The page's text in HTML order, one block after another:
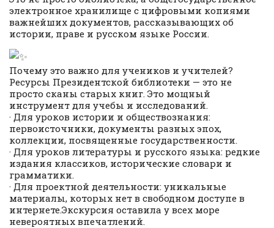
электронное хранилище с цифровыми копиями
важнейших документов, рассказывающих об
истории, праве и русском языке России.
Почему это важно для учеников и учителей?
Ресурсы Президентской библиотеки — это не
просто сканы старых книг. Это мощный
инструмент для учебы и исследований.
· Для уроков истории и обществознания:
первоисточники, документы разных эпох,
коллекции, посвященные государственности.
· Для уроков литературы и русского языка: редкие
издания классиков, исторические словари и
грамматики.
· Для проектной деятельности: уникальные
материалы, которых нет в свободном доступе в
интернете.Экскурсия оставила у всех море
невероятных впечатлений.